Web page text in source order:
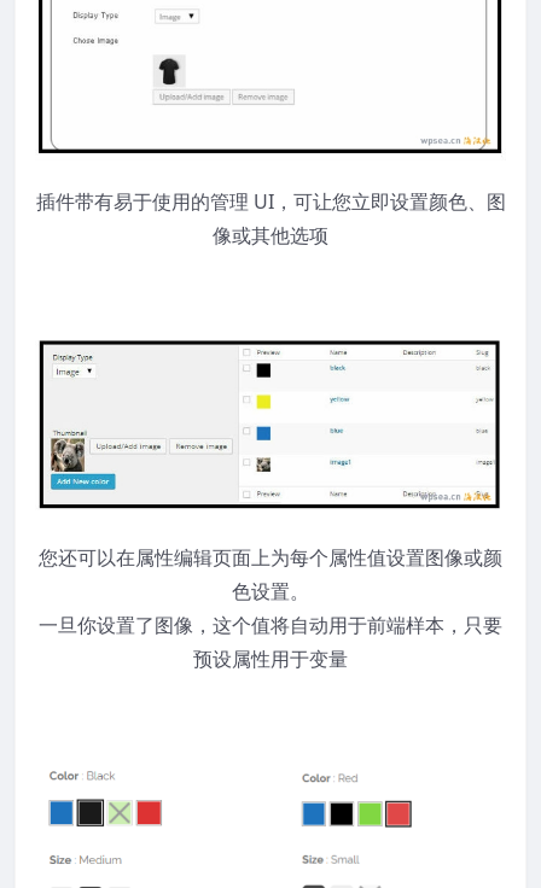
插件带有易于使用的管理 UI，可让您立即设置颜色、图
像或其他选项
您还可以在属性编辑页面上为每个属性值设置图像或颜
色设置。
一旦你设置了图像，这个值将自动用于前端样本，只要
预设属性用于变量